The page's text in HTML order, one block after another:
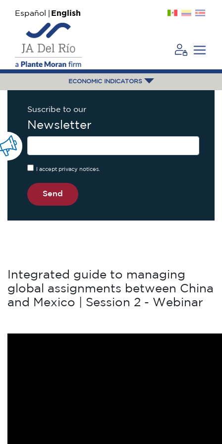
Español English
ECONOMIC INDICATORS
Suscribe to our
Newsletter
I accept privacy notices.
Send
Integrated guide to managing
global assignments between China
and Mexico | Session 2 - Webinar